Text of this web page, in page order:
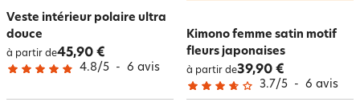
d’être d’excellente qualité.
Veste intérieur polaire ultra
douce
à partir de45,90 €
4.8/5 - 6 avis
Kimono femme satin motif
fleurs japonaises
à partir de39,90 €
3.7/5 - 6 avis